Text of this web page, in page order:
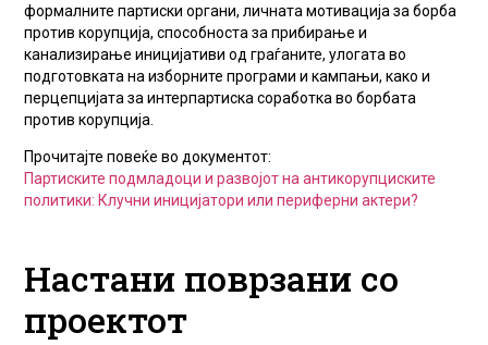
формалните партиски органи, личната мотивација за борба
против корупција, способноста за прибирање и
канализирање иницијативи од граѓаните, улогата во
подготовката на изборните програми и кампањи, како и
перцепцијата за интерпартиска соработка во борбата
против корупција.
Прочитајте повеќе во документот:
Партиските подмладоци и развојот на антикорупциските
политики: Клучни иницијатори или периферни актери?
Настани поврзани со
проектот